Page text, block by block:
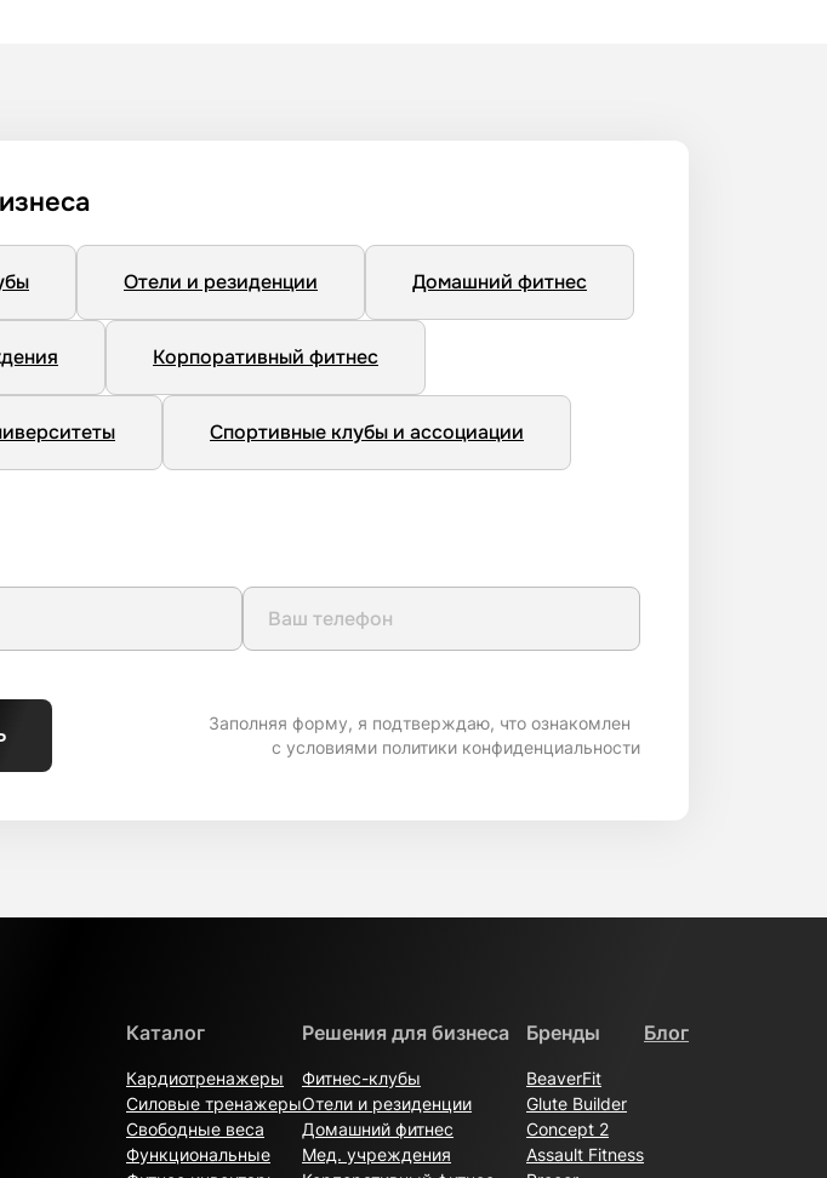
Отели и резиденции Домашний фитнес
Корпоративный фитнес
Спортивные клубы и ассоциации
Заполняя форму, я подтверждаю, что ознакомлен
с условиями политики конфиденциальности
Каталог
Кардиотренажеры
Силовые тренажеры
Свободные веса
Функциональные
Решения для бизнеса
Фитнес-клубы
Отели и резиденции
Домашний фитнес
Мед. учреждения
Бренды
BeaverFit
Glute Builder
Concept 2
Assault Fitness
Блог